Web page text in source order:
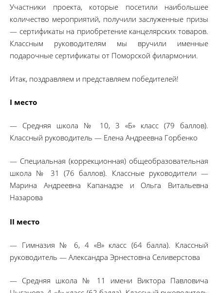
Участники проекта, которые посетили наибольшее
количество мероприятий, получили заслуженные призы
— сертификаты на приобретение канцелярских товаров.
Классным руководителям мы вручили именные
подарочные сертификаты от Поморской филармонии.
Итак, поздравляем и представляем победителей!
I место
— Средняя школа № 10, 3 «Б» класс (79 баллов).
Классный руководитель — Елена Андреевна Горбенко
— Специальная (коррекционная) общеобразовательная
школа № 31 (76 баллов). Классные руководители —
Марина Андреевна Капанадзе и Ольга Витальевна
Назарова
II место
— Гимназия № 6, 4 «В» класс (64 балла). Классный
руководитель — Александра Эрнестовна Селиверстова
— Средняя школа № 11 имени Виктора Павловича